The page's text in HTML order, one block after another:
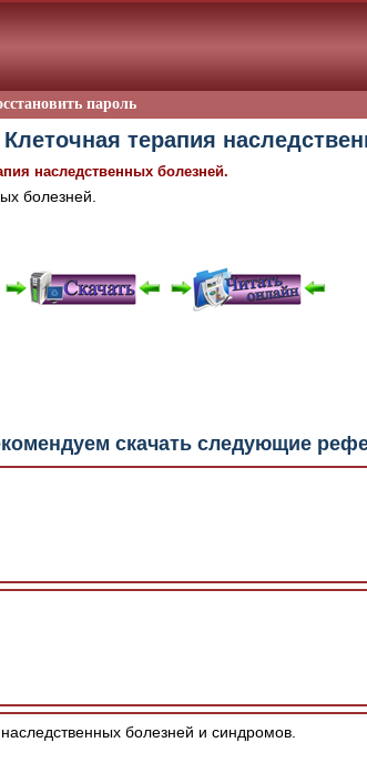
пароль
терапия
наследственных болезней.
болезней.
скачать следующие
болезней и синдромов.